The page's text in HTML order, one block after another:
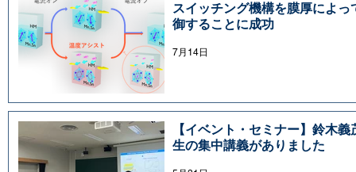
スイッチング機構を膜厚によっ
御することに成功
7月14日
【イベント・セミナー】鈴木義
生の集中講義がありました